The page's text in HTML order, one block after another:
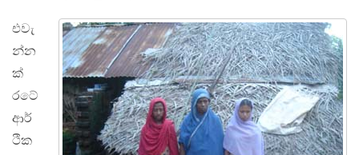
එවැ
න්න
ක්
රටේ
ආර්
ථික